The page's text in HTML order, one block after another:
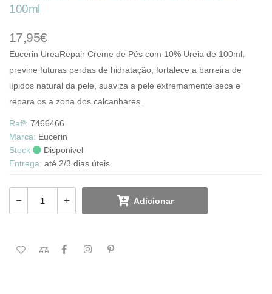
100ml
17,95€
Eucerin UreaRepair Creme de Pés com 10% Ureia de 100ml,
previne futuras perdas de hidratação, fortalece a barreira de
lípidos natural da pele, suaviza a pele extremamente seca e
repara os a zona dos calcanhares.
Refª: 7466466
Marca: Eucerin
Stock
Disponivel
Entrega: até 2/3 dias úteis
Adicionar